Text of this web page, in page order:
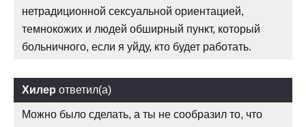
нетрадиционной сексуальной ориентацией,
темнокожих и людей обширный пункт, который
больничного, если я уйду, кто будет работать.
Хилер ответил(а)
Можно было сделать, а ты не сообразил то, что